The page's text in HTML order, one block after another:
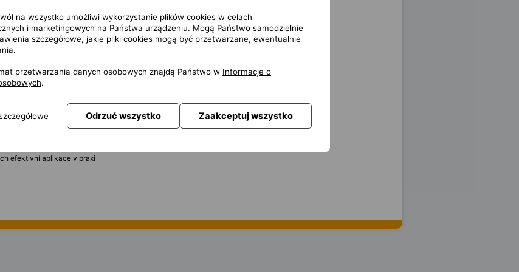
C++/C#
v jiné bance nebo finanční softwarové firmě
technologiemi (např. GridGain)
velkým počtem vzájemně propojených komponent
v oblasti finančních služeb
vývoj na straně serveru, vícevláknový kód
efektivní aplikace v praxi
na wszystko umożliwi wykorzystanie plików cookies w celach
i marketingowych na Państwa urządzeniu. Mogą Państwo samodzielnie
szczegółowe, jakie pliki cookies mogą być przetwarzane, ewentualnie
przetwarzania danych osobowych znajdą Państwo w Informacje o
.
Odrzuć wszystko Zaakceptuj wszystko